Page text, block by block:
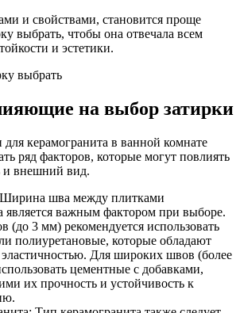
и свойствами, становится проще
выбрать, чтобы она отвечала всем
и эстетики.
на выбор затирки
керамогранита в ванной комнате
ряд факторов, которые могут повлиять
и внешний вид.
шва между плитками
является важным фактором при выборе.
(до 3 мм) рекомендуется использовать
полиуретановые, которые обладают
Для широких швов (более
цементные с добавками,
их прочность и устойчивость к